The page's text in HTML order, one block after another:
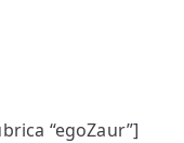
“egoZaur”]